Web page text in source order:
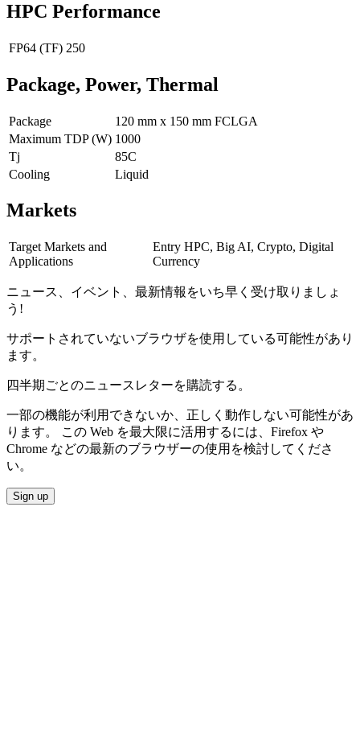
HPC Performance
FP64 (TF) 250
Package, Power, Thermal
Package
120 mm x 150 mm FCLGA
Maximum TDP (W) 1000
Tj
85C
Cooling
Liquid
Markets
Target Markets and
Applications
Entry HPC, Big AI, Crypto, Digital
Currency
ニュース、イベント、最新情報をいち早く受け取りましょ
う!
サポートされていないブラウザを使用している可能性があり
ます。
四半期ごとのニュースレターを購読する。
一部の機能が利用できないか、正しく動作しない可能性があ
ります。 この Web を最大限に活用するには、Firefox や
Chrome などの最新のブラウザーの使用を検討してくださ
い。
Sign up